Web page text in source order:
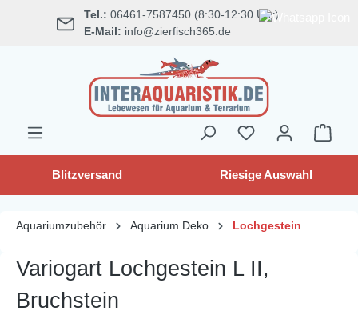
springen Tel.: 06461-7587450 (8:30-12:30 Uhr)
E-Mail: info@zierfisch365.de
Blitzversand Riesige Auswahl
Aquariumzubehör Aquarium Deko Lochgestein
Variogart Lochgestein L II,
Bruchstein